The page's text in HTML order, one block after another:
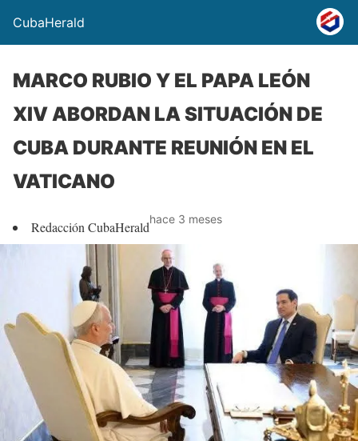
CubaHerald
MARCO RUBIO Y EL PAPA LEÓN
XIV ABORDAN LA SITUACIÓN DE
CUBA DURANTE REUNIÓN EN EL
VATICANO
Redacción CubaHeraldhace 3 meses